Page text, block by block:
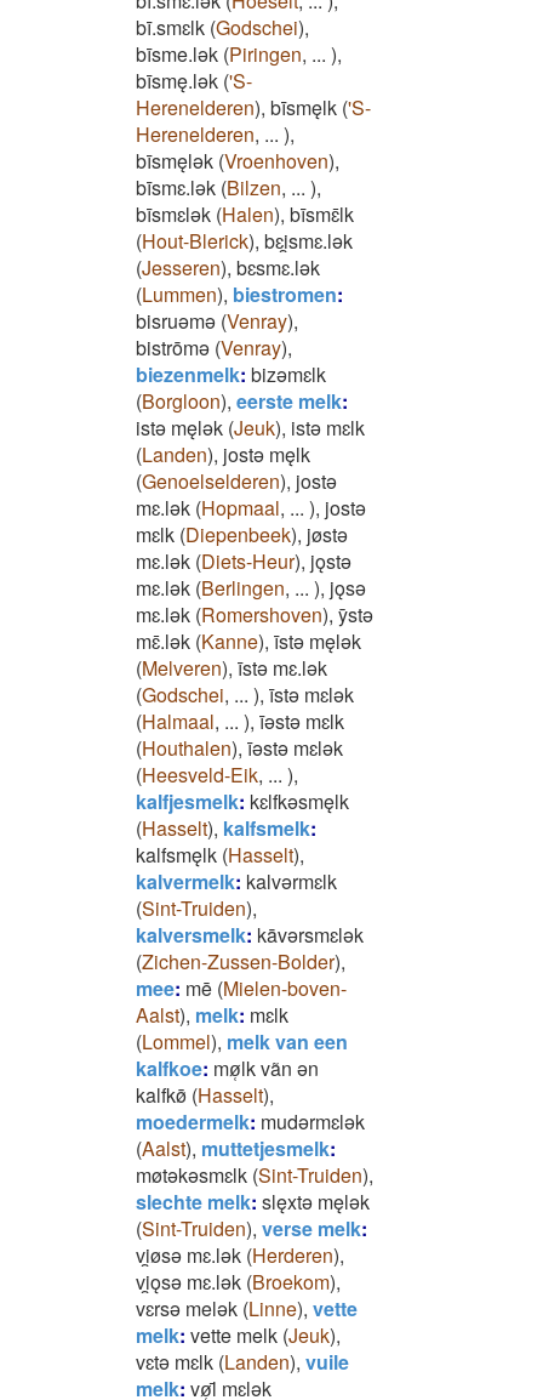
bī.smɛlk (Godschei),
bīsme.lǝk (Piringen, ... ),
bīsmę.lǝk ('S-
Herenelderen), bīsmęlk ('S-
Herenelderen, ... ),
bīsmęlǝk (Vroenhoven),
bīsmɛ.lǝk (Bilzen, ... ),
bīsmɛlǝk (Halen), bīsmɛ̄lk
(Hout-Blerick), bɛi̯smɛ.lǝk
(Jesseren), bɛsmɛ.lǝk
(Lummen), biestromen:
bisruǝmǝ (Venray),
bistrōmǝ (Venray),
biezenmelk: bizǝmɛlk
(Borgloon), eerste melk:
istǝ męlǝk (Jeuk), istǝ mɛlk
(Landen), jostǝ męlk
(Genoelselderen), jostǝ
mɛ.lǝk (Hopmaal, ... ), jostǝ
mɛlk (Diepenbeek), jøstǝ
mɛ.lǝk (Diets-Heur), jǫstǝ
mɛ.lǝk (Berlingen, ... ), jǫsǝ
mɛ.lǝk (Romershoven), ȳstǝ
mɛ̄.lǝk (Kanne), īstǝ męlǝk
(Melveren), īstǝ mɛ.lǝk
(Godschei, ... ), īstǝ mɛlǝk
(Halmaal, ... ), īǝstǝ mɛlk
(Houthalen), īǝstǝ mɛlǝk
(Heesveld-Eik, ... ),
kalfjesmelk: kɛlfkǝsmęlk
(Hasselt), kalfsmelk:
kalfsmęlk (Hasselt),
kalvermelk: kalvǝrmɛlk
(Sint-Truiden),
kalversmelk: kāvǝrsmɛlǝk
(Zichen-Zussen-Bolder),
mee: mē (Mielen-boven-
Aalst), melk: mɛlk
(Lommel), melk van een
kalfkoe: mø̜lk vãn ǝn
kalfkø̄ (Hasselt),
moedermelk: mudǝrmɛlǝk
(Aalst), muttetjesmelk:
møtǝkǝsmɛlk (Sint-Truiden),
slechte melk: slęxtǝ męlǝk
(Sint-Truiden), verse melk:
vi̯øsǝ mɛ.lǝk (Herderen),
vi̯ǫsǝ mɛ.lǝk (Broekom),
vɛrsǝ melǝk (Linne), vette
melk: vette melk (Jeuk),
vɛtǝ mɛlk (Landen), vuile
melk: vø̜̄l mɛlǝk